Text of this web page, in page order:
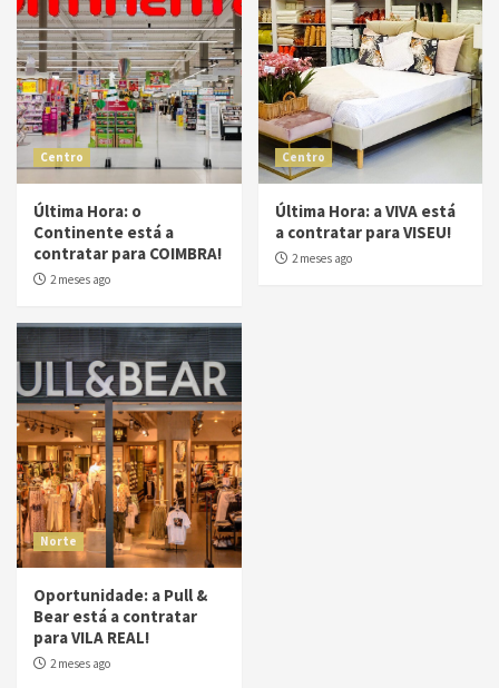
Centro
Última Hora: o
Continente está a
contratar para COIMBRA!
2 meses ago
Centro
Última Hora: a VIVA está
a contratar para VISEU!
2 meses ago
Norte
Oportunidade: a Pull &
Bear está a contratar
para VILA REAL!
2 meses ago